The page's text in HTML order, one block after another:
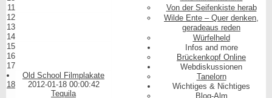
11
12
13
14
15
16
17
18
Old School Filmplakate
2012-01-18 00:00:42
Tequila
Von der Seifenkiste herab
Wilde Ente – Quer denken,
geradeaus reden
Würfelheld
Infos and more
Brückenkopf Online
Webdiskussionen
Tanelorn
Wichtiges & Nichtiges
Blog-Alm